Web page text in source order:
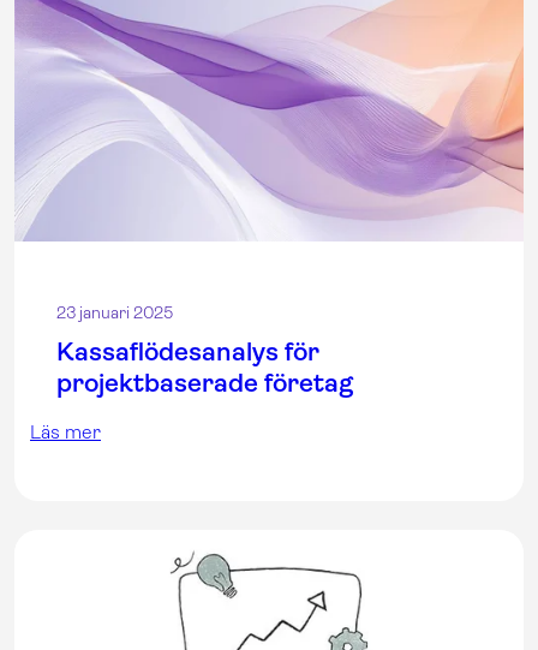
23 januari 2025
Kassaflödesanalys för
projektbaserade företag
Läs mer